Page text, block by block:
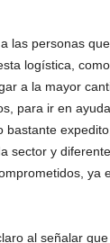
las personas
logística,
a la mayor
para ir en
bastante
sector y
ya
al señalar